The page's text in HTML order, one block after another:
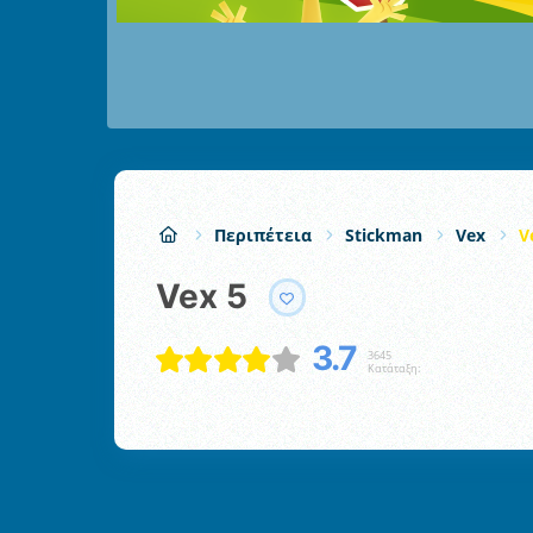
Περιπέτεια Stickman Vex
Vex 5
3.7
3645
Κατάταξη: